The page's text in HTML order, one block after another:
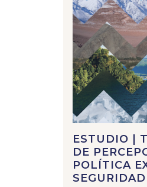
ESTUDIO |
DE
POLÍTICA